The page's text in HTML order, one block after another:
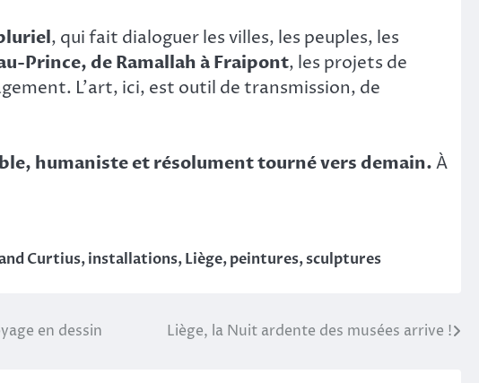
, qui fait dialoguer les villes, les peuples, les
Prince, de Ramallah à Fraipont, les projets de
L’art, ici, est outil de transmission, de
humaniste et résolument tourné vers demain.À
Curtius,installations,Liège,peintures,sculptures
en dessin Liège, la Nuit ardente des musées arrive !